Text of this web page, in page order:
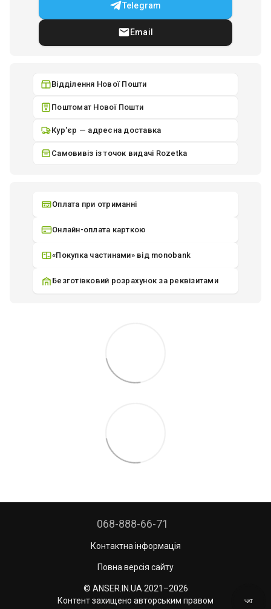
Telegram
Email
Відділення Нової Пошти
Поштомат Нової Пошти
Кур'єр — адресна доставка
Самовивіз із точок видачі Rozetka
Оплата при отриманні
Онлайн-оплата карткою
«Покупка частинами» від monobank
Безготівковий розрахунок за реквізитами
068-888-66-71
Контактна інформація
Повна версія сайту
© ANSER.IN.UA 2021–2026
Контент захищено авторським правом
ЧАТ